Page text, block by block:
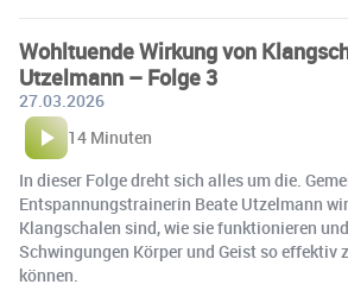
Wohltuende Wirkung von
Utzelmann – Folge 3
27.03.2026
14 Minuten
In dieser Folge dreht sich alles um die.
Entspannungstrainerin Beate Utzelmann
Klangschalen sind, wie sie funktionieren
Schwingungen Körper und Geist so effektiv
können.